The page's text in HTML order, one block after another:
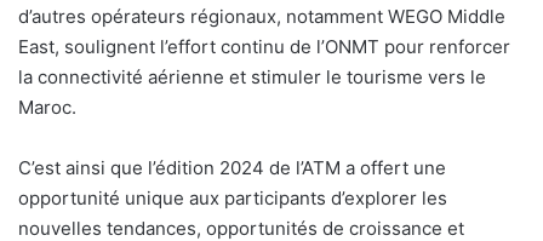
d’autres opérateurs régionaux, notamment WEGO Middle
East, soulignent l’effort continu de l’ONMT pour renforcer
la connectivité aérienne et stimuler le tourisme vers le
Maroc.
C’est ainsi que l’édition 2024 de l’ATM a offert une
opportunité unique aux participants d’explorer les
nouvelles tendances, opportunités de croissance et